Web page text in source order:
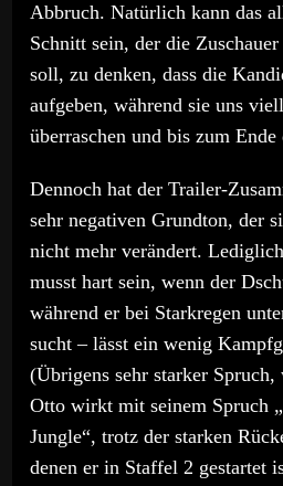
Abbruch. Natürlich kann das
Schnitt sein, der die
soll, zu denken, dass die
aufgeben, während sie uns
überraschen und bis zum Ende
Dennoch hat der Trailer-
sehr negativen Grundton, der
nicht mehr verändert.
musst hart sein, wenn der
während er bei Starkregen
sucht – lässt ein wenig
(Übrigens sehr starker
Otto wirkt mit seinem Spruch
Jungle“, trotz der starken
denen er in Staffel 2 gestartet